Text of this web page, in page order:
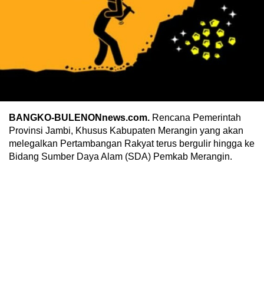
BANGKO-BULENONnews.com. Rencana Pemerintah
Provinsi Jambi, Khusus Kabupaten Merangin yang akan
melegalkan Pertambangan Rakyat terus bergulir hingga ke
Bidang Sumber Daya Alam (SDA) Pemkab Merangin.